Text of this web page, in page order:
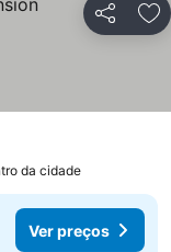
Partilhar
da cidade
Ver preços